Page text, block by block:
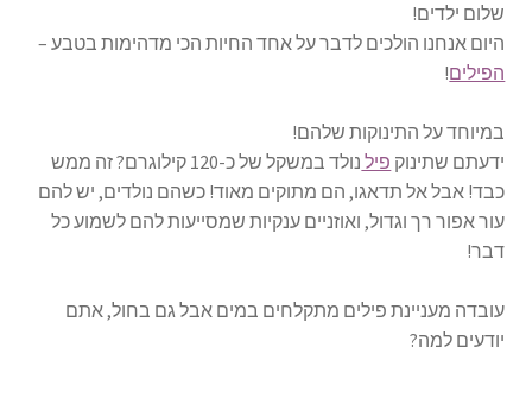
שלום ילדים!
היום אנחנו הולכים לדבר על אחד החיות הכי מדהימות בטבע –
הפילים!
במיוחד על התינוקות שלהם!
ידעתם שתינוק פיל
נולד במשקל של כ-120 קילוגרם? זה ממש
כבד! אבל אל תדאגו, הם מתוקים מאוד! כשהם נולדים, יש להם
עור אפור רך וגדול, ואוזניים ענקיות שמסייעות להם לשמוע כל
דבר!
עובדה מעניינת פילים מתקלחים במים אבל גם בחול, אתם
יודעים למה?